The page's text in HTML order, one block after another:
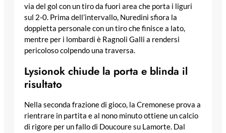
via del gol con un tiro da fuori area che porta i liguri
sul 2-0. Prima dell’intervallo, Nuredini sfiora la
doppietta personale con un tiro che finisce a lato,
mentre per i lombardi è Ragnoli Galli a rendersi
pericoloso colpendo una traversa.
Lysionok chiude la porta e blinda il
risultato
Nella seconda frazione di gioco, la Cremonese prova a
rientrare in partita e al nono minuto ottiene un calcio
di rigore per un fallo di Doucoure su Lamorte. Dal